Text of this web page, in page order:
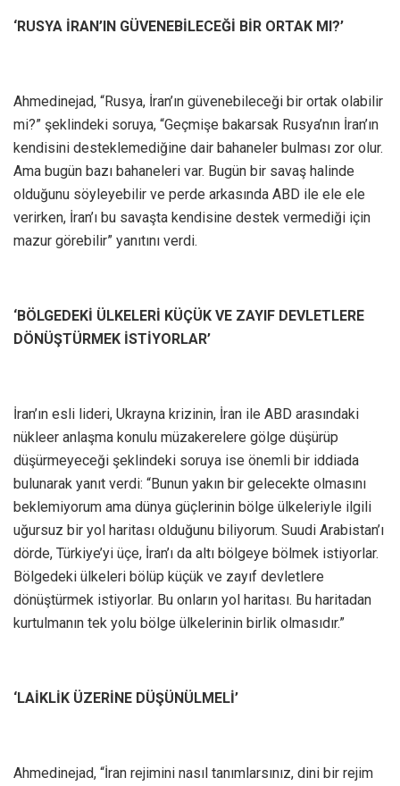
‘RUSYA İRAN’IN GÜVENEBİLECEĞİ BİR ORTAK MI?’
Ahmedinejad, “Rusya, İran’ın güvenebileceği bir ortak olabilir
mi?” şeklindeki soruya, “Geçmişe bakarsak Rusya’nın İran’ın
kendisini desteklemediğine dair bahaneler bulması zor olur.
Ama bugün bazı bahaneleri var. Bugün bir savaş halinde
olduğunu söyleyebilir ve perde arkasında ABD ile ele ele
verirken, İran’ı bu savaşta kendisine destek vermediği için
mazur görebilir” yanıtını verdi.
‘BÖLGEDEKİ ÜLKELERİ KÜÇÜK VE ZAYIF DEVLETLERE
DÖNÜŞTÜRMEK İSTİYORLAR’
İran’ın esli lideri, Ukrayna krizinin, İran ile ABD arasındaki
nükleer anlaşma konulu müzakerelere gölge düşürüp
düşürmeyeceği şeklindeki soruya ise önemli bir iddiada
bulunarak yanıt verdi: “Bunun yakın bir gelecekte olmasını
beklemiyorum ama dünya güçlerinin bölge ülkeleriyle ilgili
uğursuz bir yol haritası olduğunu biliyorum. Suudi Arabistan’ı
dörde, Türkiye’yi üçe, İran’ı da altı bölgeye bölmek istiyorlar.
Bölgedeki ülkeleri bölüp küçük ve zayıf devletlere
dönüştürmek istiyorlar. Bu onların yol haritası. Bu haritadan
kurtulmanın tek yolu bölge ülkelerinin birlik olmasıdır.”
‘LAİKLİK ÜZERİNE DÜŞÜNÜLMELİ’
Ahmedinejad, “İran rejimini nasıl tanımlarsınız, dini bir rejim